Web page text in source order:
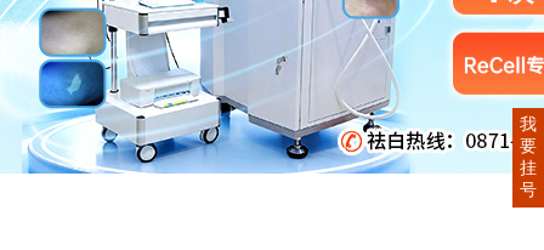
我
要
挂
号